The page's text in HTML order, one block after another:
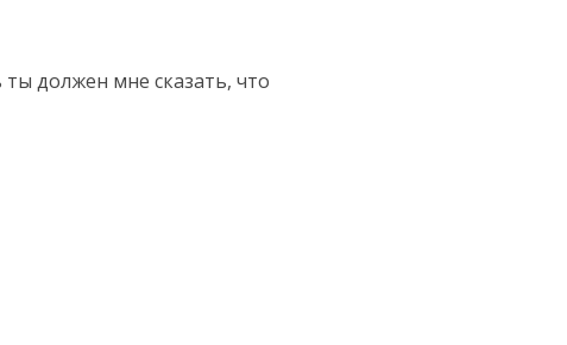
должен мне сказать, что